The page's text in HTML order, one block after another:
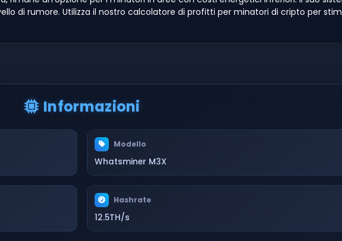
di rumore. Utilizza il nostro calcolatore di profitti per minatori di cripto per
Informazioni
Modello
Whatsminer M3X
Hashrate
12.5TH/s